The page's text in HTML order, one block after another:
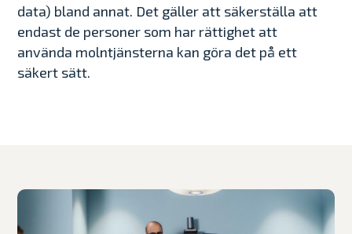
data) bland annat. Det gäller att säkerställa att
endast de personer som har rättighet att
använda molntjänsterna kan göra det på ett
säkert sätt.